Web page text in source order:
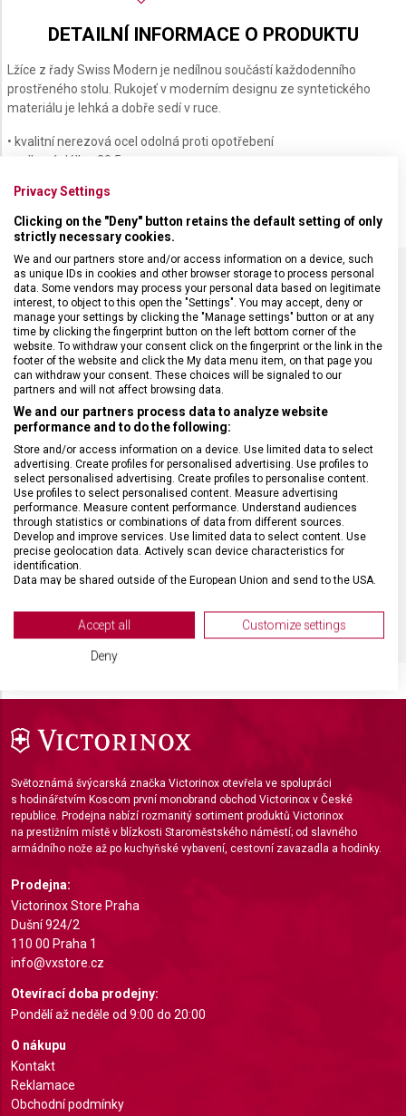
DETAILNÍ INFORMACE O PRODUKTU
Lžíce z řady Swiss Modern je nedílnou součástí každodenního
prostřeného stolu. Rukojeť v moderním designu ze syntetického
materiálu je lehká a dobře sedí v ruce.
• kvalitní nerezová ocel odolná proti opotřebení
• celková délka: 20,5 cm
SPECIFIKACE PRODUKTU
DRUH ZBOŽÍ Kuchyňské vybavení
ZÁRUKA 24 měsíců
HMOTNOST 49 g
MATERIÁL RUKOJETI Plast (PPC)
Světoznámá švýcarská značka Victorinox otevřela ve spolupráci
s hodinářstvím Koscom první monobrand obchod Victorinox v České
republice. Prodejna nabízí rozmanitý sortiment produktů Victorinox
na prestižním místě v blízkosti Staroměstského náměstí; od slavného
armádního nože až po kuchyňské vybavení, cestovní zavazadla a hodinky.
Prodejna:
Victorinox Store Praha
Dušní 924/2
110 00 Praha 1
info@vxstore.cz
Otevírací doba prodejny:
Pondělí až neděle od 9:00 do 20:00
O nákupu
Kontakt
Reklamace
Obchodní podmínky
Privacy Settings
Clicking on the "Deny" button retains the default setting of only
strictly necessary cookies.
We and our partners store and/or access information on a device, such
as unique IDs in cookies and other browser storage to process personal
data. Some vendors may process your personal data based on legitimate
interest, to object to this open the "Settings". You may accept, deny or
manage your settings by clicking the "Manage settings" button or at any
time by clicking the fingerprint button on the left bottom corner of the
website. To withdraw your consent click on the fingerprint or the link in the
footer of the website and click the My data menu item, on that page you
can withdraw your consent. These choices will be signaled to our
partners and will not affect browsing data.
We and our partners process data to analyze website
performance and to do the following:
Store and/or access information on a device. Use limited data to select
advertising. Create profiles for personalised advertising. Use profiles to
select personalised advertising. Create profiles to personalise content.
Use profiles to select personalised content. Measure advertising
performance. Measure content performance. Understand audiences
through statistics or combinations of data from different sources.
Develop and improve services. Use limited data to select content. Use
precise geolocation data. Actively scan device characteristics for
identification.
Data may be shared outside of the European Union and send to the USA.
View Partner List (2 IAB Vendors)
We use your data for the following purposes:
Store and/or access information on a device
Use limited data to select advertising
Use profiles to select personalised
advertising
Use profiles to select personalised content
Measure advertising performance
Measure content performance
Understand audiences through statistics or
Develop and improve services
Use limited data to select content
Accept all Customize settings
Deny